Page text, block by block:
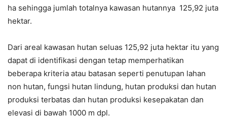
ha sehingga jumlah totalnya kawasan hutannya 125,92 juta
hektar.
Dari areal kawasan hutan seluas 125,92 juta hektar itu yang
dapat di identifikasi dengan tetap memperhatikan
beberapa kriteria atau batasan seperti penutupan lahan
non hutan, fungsi hutan lindung, hutan produksi dan hutan
produksi terbatas dan hutan produksi kesepakatan dan
elevasi di bawah 1000 m dpl.